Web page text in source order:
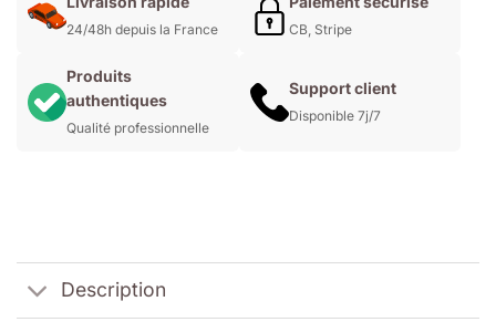
24/48h depuis la France CB, Stripe
Produits
authentiques
Qualité professionnelle
Support client
Disponible 7j/7
Description